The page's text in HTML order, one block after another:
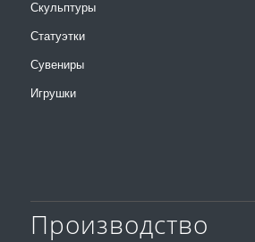
Скульптуры
Статуэтки
Сувениры
Игрушки
Производство